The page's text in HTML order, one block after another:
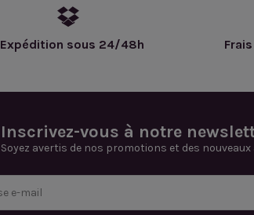
Expédition sous 24/48h
Inscrivez-vous à notre
Soyez avertis de nos promotions et des nouveaux